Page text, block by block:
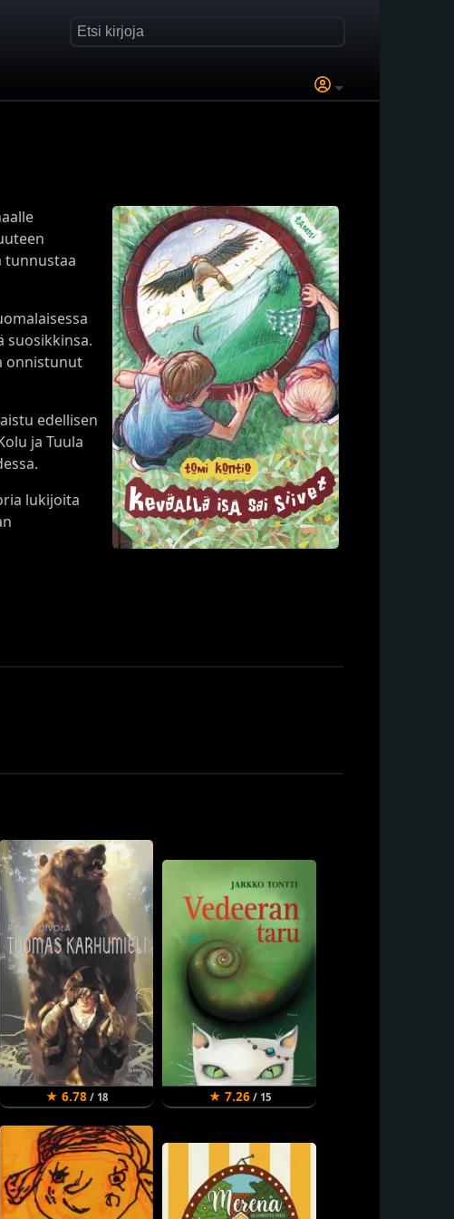
tunnustaa
suosikkinsa.
onnistunut
edellisen
ja Tuula
lukijoita
★ 6.78/ 18 ★ 7.26/ 15